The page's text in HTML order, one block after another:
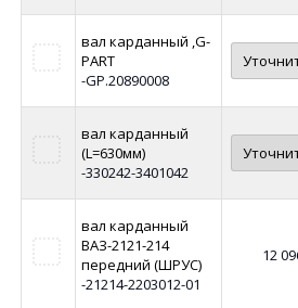
вал карданный ,G-
PART
-GP.20890008
вал карданный
(L=630мм)
-330242-3401042
вал карданный
ВАЗ-2121-214
передний (ШРУС)
-21214-2203012-01
12